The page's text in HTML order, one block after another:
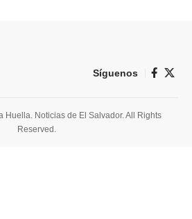
Síguenos
Huella. Noticias de El Salvador. All Rights
Reserved.